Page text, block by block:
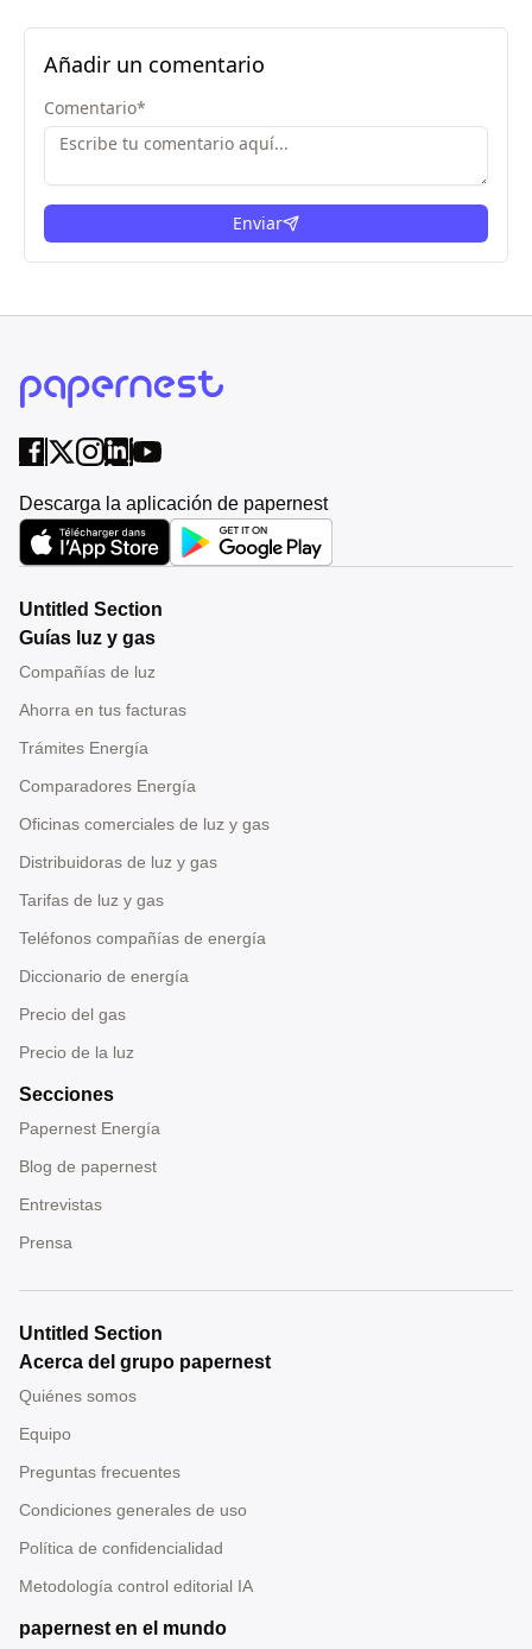
Añadir un comentario
Comentario*
Enviar
Descarga la aplicación de papernest
Untitled Section
Guías luz y gas
Compañías de luz
Ahorra en tus facturas
Trámites Energía
Comparadores Energía
Oficinas comerciales de luz y gas
Distribuidoras de luz y gas
Tarifas de luz y gas
Teléfonos compañías de energía
Diccionario de energía
Precio del gas
Precio de la luz
Secciones
Papernest Energía
Blog de papernest
Entrevistas
Prensa
Untitled Section
Acerca del grupo papernest
Quiénes somos
Equipo
Preguntas frecuentes
Condiciones generales de uso
Política de confidencialidad
Metodología control editorial IA
papernest en el mundo